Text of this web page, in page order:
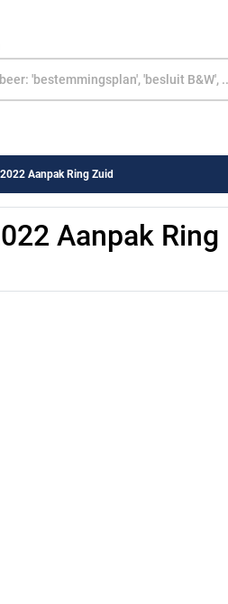
Aanpak Ring Zuid
Aanpak Ring